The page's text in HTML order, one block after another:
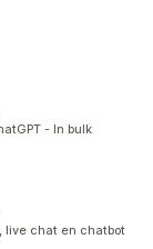
- In bulk
live chat en chatbot